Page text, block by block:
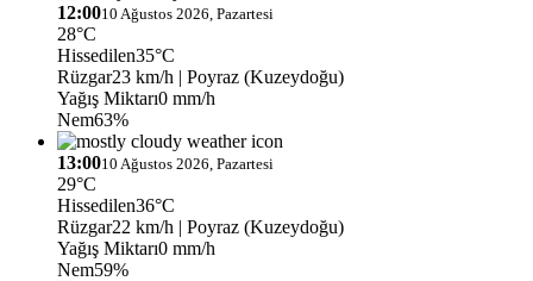
12:0010 Ağustos 2026, Pazartesi
28°C
Hissedilen35°C
Rüzgar23 km/h | Poyraz (Kuzeydoğu)
Yağış Miktarı0 mm/h
Nem63%
13:0010 Ağustos 2026, Pazartesi
29°C
Hissedilen36°C
Rüzgar22 km/h | Poyraz (Kuzeydoğu)
Yağış Miktarı0 mm/h
Nem59%